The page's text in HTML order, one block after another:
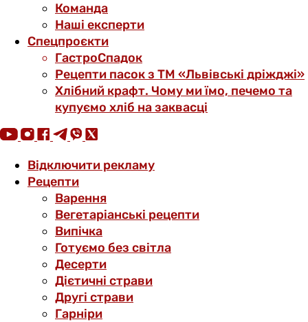
Команда
Наші експерти
Спецпроєкти
ГастроСпадок
Рецепти пасок з ТМ «Львівські дріжджі»
Хлібний крафт. Чому ми їмо, печемо та
купуємо хліб на заквасці
Відключити рекламу
Рецепти
Варення
Вегетаріанські рецепти
Випічка
Готуємо без світла
Десерти
Дієтичні страви
Другі страви
Гарніри